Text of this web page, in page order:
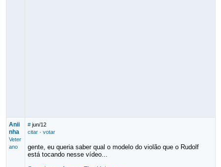
Anii
nha
Veter
ano
# jun/12
citar· votar
gente, eu queria saber qual o modelo do violão que o Rudolf
está tocando nesse vídeo...